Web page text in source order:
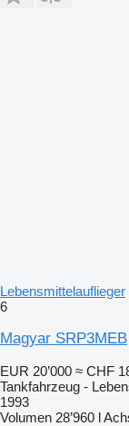
Lebensmittelauflieger
6
Magyar SRP3MEB
EUR 20’000 ≈ CHF
Tankfahrzeug -
1993
Volumen 28’960 l